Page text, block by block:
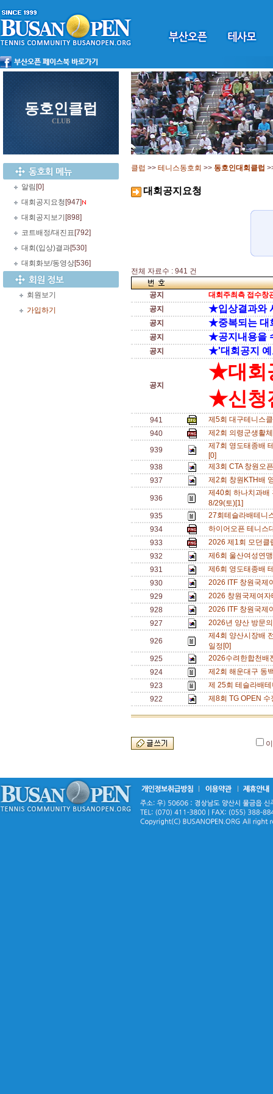
동호인클럽
CLUB
알림 [0]
대회공지요청 [947]
대회공지보기 [898]
코트배정/대진표 [792]
대회(입상)결과[530]
대회화보/동영상[536]
회원보기
가입하기
클럽 >> 테니스동호회 >> 동호인대회클럽
대회공지요청
전체 자료수 : 941 건
공지
대회주최측 접수창
공지
★입상결과와
공지 ★중복되는 대
공지 ★공지내용을
공지 ★'대회공지 예
공지
★대회
★신청
941
제5회 대구테니스
940
제2회 의령군생활
939
제7회 영도태종배
[0]
938
제3회 CTA 창원오
937
제2회 창원KTH배
936
제40회 하나치과배
8/29(토)[1]
935
27회테슬라배테니
934
하이어오픈 테니스
933
2026 제1회 모던
932
제6회 울산여성연
931
제6회 영도태종배
930
2026 ITF 창원국제
929
2026 창원국제여
928
2026 ITF 창원국제
927
2026년 양산 방문
926
제4회 양산시장배
일정[0]
925
2026수려한합천배
924
제2회 해운대구 동
923
제 25회 테슬라배
922
제8회 TG OPEN